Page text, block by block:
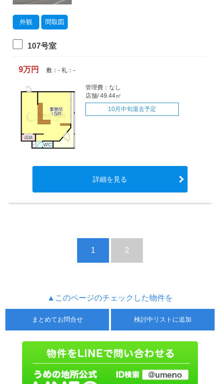
外観 間取図
107号室
9万円 敷：- 礼：-
管理費：なし
店舗/ 49.44㎡
10月中旬退去予定
詳細を見る
1 2
▲このページのチェックした物件を
まとめてお問合せ 検討中リストに追加